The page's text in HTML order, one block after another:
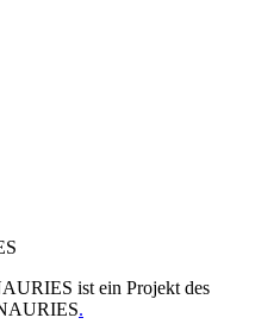
ist ein Projekt des
.